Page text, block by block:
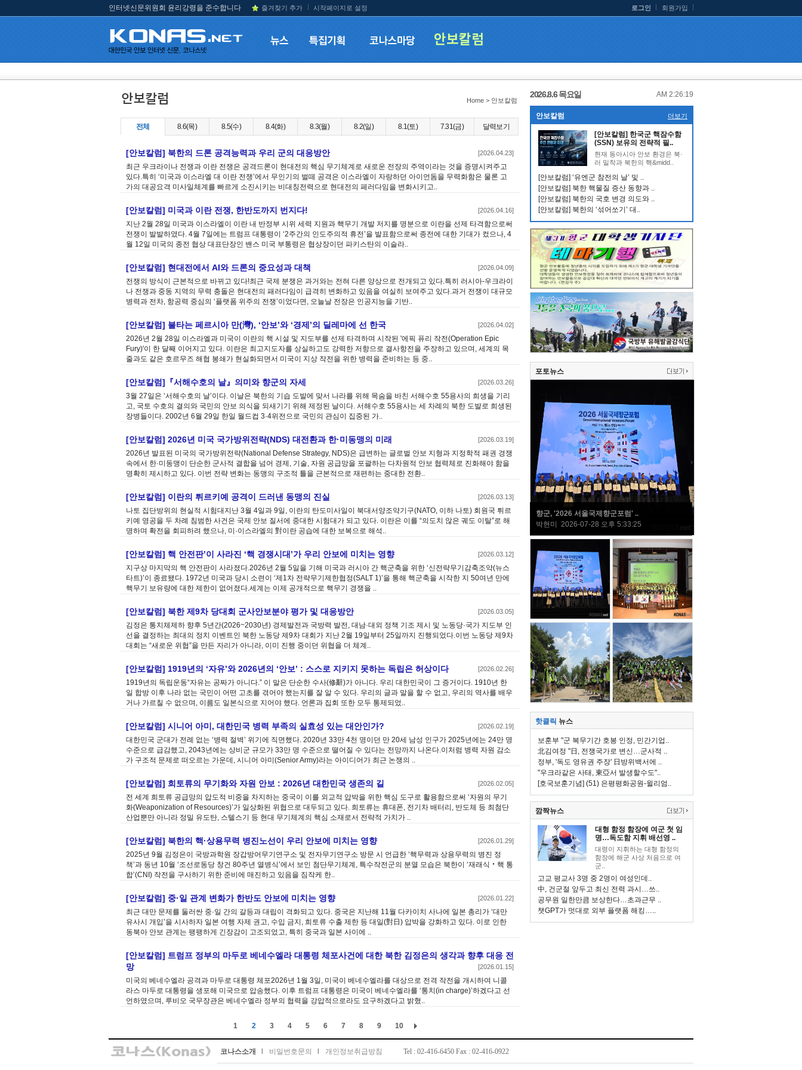
인터넷신문위원회 윤리강령을 준수합니다 즐겨찾기 추가 시작페이지로 설정 로그인 회원가입
Home > 안보칼럼
전체 8.6(목) 8.5(수) 8.4(화) 8.3(월) 8.2(일) 8.1(토) 7.31(금) 달력보기
[안보칼럼] 북한의 드론 공격능력과 우리 군의 대응방안 [2026.04.23]
최근 우크라이나 전쟁과 이란 전쟁은 공격드론이 현대전의 핵심 무기체계로 새로운 전장의 주역이라는 것을 증명시켜주고
있다.특히 ‘미국과 이스라엘 대 이란 전쟁’에서 무인기의 벌떼 공격은 이스라엘이 자랑하던 아이언돔을 무력화함은 물론 고
가의 대공요격 미사일체계를 빠르게 소진시키는 비대칭전력으로 현대전의 페러다임을 변화시키고..
[안보칼럼] 미국과 이란 전쟁, 한반도까지 번지다! [2026.04.16]
지난 2월 28일 미국과 이스라엘이 이란 내 반정부 시위 세력 지원과 핵무기 개발 저지를 명분으로 이란을 선제 타격함으로써
전쟁이 발발하였다. 4월 7일에는 트럼프 대통령이 ‘2주간의 인도주의적 휴전’을 발표함으로써 종전에 대한 기대가 컸으나, 4
월 12일 미국의 종전 협상 대표단장인 밴스 미국 부통령은 협상장이던 파키스탄의 이슬라..
[안보칼럼] 현대전에서 AI와 드론의 중요성과 대책 [2026.04.09]
전쟁의 방식이 근본적으로 바뀌고 있다!최근 국제 분쟁은 과거와는 전혀 다른 양상으로 전개되고 있다.특히 러시아-우크라이
나 전쟁과 중동 지역의 무력 충돌은 현대전의 패러다임이 급격히 변화하고 있음을 여실히 보여주고 있다.과거 전쟁이 대규모
병력과 전차, 항공력 중심의 ‘플랫폼 위주의 전쟁’이었다면, 오늘날 전장은 인공지능을 기반..
[안보칼럼] 불타는 페르시아 만(灣), ‘안보’와 ‘경제’의 딜레마에 선 한국 [2026.04.02]
2026년 2월 28일 이스라엘과 미국이 이란의 핵 시설 및 지도부를 선제 타격하며 시작된 '에픽 퓨리 작전(Operation Epic
Fury)'이 한 달째 이어지고 있다. 이란은 최고지도자를 상실하고도 강력한 저항으로 결사항전을 주장하고 있으며, 세계의 목
줄과도 같은 호르무즈 해협 봉쇄가 현실화되면서 미국이 지상 작전을 위한 병력을 준비하는 등 중..
[안보칼럼]『서해수호의 날』의미와 향군의 자세 [2026.03.26]
3월 27일은 ‘서해수호의 날’이다. 이날은 북한의 기습 도발에 맞서 나라를 위해 목숨을 바친 서해수호 55용사의 희생을 기리
고, 국토 수호의 결의와 국민의 안보 의식을 되새기기 위해 제정된 날이다. 서해수호 55용사는 세 차례의 북한 도발로 희생된
장병들이다. 2002년 6월 29일 한일 월드컵 3·4위전으로 국민의 관심이 집중된 가..
[안보칼럼] 2026년 미국 국가방위전략(NDS) 대전환과 한·미동맹의 미래 [2026.03.19]
2026년 발표된 미국의 국가방위전략(National Defense Strategy, NDS)은 급변하는 글로벌 안보 지형과 지정학적 패권 경쟁
속에서 한·미동맹이 단순한 군사적 결합을 넘어 경제, 기술, 자원 공급망을 포괄하는 다차원적 안보 협력체로 진화해야 함을
명확히 제시하고 있다. 이번 전략 변화는 동맹의 구조적 틀을 근본적으로 재편하는 중대한 전환..
[안보칼럼] 이란의 튀르키예 공격이 드러낸 동맹의 진실 [2026.03.13]
나토 집단방위의 현실적 시험대지난 3월 4일과 9일, 이란의 탄도미사일이 북대서양조약기구(NATO, 이하 나토) 회원국 튀르
키예 영공을 두 차례 침범한 사건은 국제 안보 질서에 중대한 시험대가 되고 있다. 이란은 이를 “의도치 않은 궤도 이탈”로 해
명하며 확전을 회피하려 했으나, 미·이스라엘의 對이란 공습에 대한 보복으로 해석..
[안보칼럼] 핵 안전판’이 사라진 ‘핵 경쟁시대’가 우리 안보에 미치는 영향 [2026.03.12]
지구상 마지막의 핵 안전판이 사라졌다.2026년 2월 5일을 기해 미국과 러시아 간 핵군축을 위한 ‘신전략무기감축조약(뉴스
타트)’이 종료됐다. 1972년 미국과 당시 소련이 ‘제1차 전략무기제한협정(SALT 1)’을 통해 핵군축을 시작한 지 50여년 만에
핵무기 보유량에 대한 제한이 없어졌다.세계는 이제 공개적으로 핵무기 경쟁을 ..
[안보칼럼] 북한 제9차 당대회 군사안보분야 평가 및 대응방안 [2026.03.05]
김정은 통치체제하 향후 5년간(2026~2030년) 경제발전과 국방력 발전, 대남·대외 정책 기조 제시 및 노동당·국가 지도부 인
선을 결정하는 최대의 정치 이벤트인 북한 노동당 제9차 대회가 지난 2월 19일부터 25일까지 진행되었다.이번 노동당 제9차
대회는 “새로운 위협”을 만든 자리가 아니라, 이미 진행 중이던 위협을 더 체계..
[안보칼럼] 1919년의 ‘자유’와 2026년의 ‘안보’ : 스스로 지키지 못하는 독립은 허상이다 [2026.02.26]
1919년의 독립운동“자유는 공짜가 아니다.” 이 말은 단순한 수사(修辭)가 아니다. 우리 대한민국이 그 증거이다. 1910년 한
일 합방 이후 나라 없는 국민이 어떤 고초를 겪어야 했는지를 잘 알 수 있다. 우리의 글과 말을 할 수 없고, 우리의 역사를 배우
거나 가르칠 수 없으며, 이름도 일본식으로 지어야 했다. 언론과 집회 또한 모두 통제되었..
[안보칼럼] 시니어 아미, 대한민국 병력 부족의 실효성 있는 대안인가? [2026.02.19]
대한민국 군대가 전례 없는 ‘병력 절벽’ 위기에 직면했다. 2020년 33만 4천 명이던 만 20세 남성 인구가 2025년에는 24만 명
수준으로 급감했고, 2043년에는 상비군 규모가 33만 명 수준으로 떨어질 수 있다는 전망까지 나온다.이처럼 병력 자원 감소
가 구조적 문제로 떠오르는 가운데, 시니어 아미(Senior Army)라는 아이디어가 최근 논쟁의 ..
[안보칼럼] 희토류의 무기화와 자원 안보 : 2026년 대한민국 생존의 길 [2026.02.05]
전 세계 희토류 공급망의 압도적 비중을 차지하는 중국이 이를 외교적 압박을 위한 핵심 도구로 활용함으로써 ‘자원의 무기
화(Weaponization of Resources)’가 일상화된 위협으로 대두되고 있다. 희토류는 휴대폰, 전기차 배터리, 반도체 등 최첨단
산업뿐만 아니라 정밀 유도탄, 스텔스기 등 현대 무기체계의 핵심 소재로서 전략적 가치가 ..
[안보칼럼] 북한의 핵·상용무력 병진노선이 우리 안보에 미치는 영향 [2026.01.29]
2025년 9월 김정은이 국방과학원 장갑방어무기연구소 및 전자무기연구소 방문 시 언급한 ‘핵무력과 상용무력의 병진 정
책’과 동년 10월 ‘조선로동당 창건 80주년 열병식’에서 보인 첨단무기체계, 특수작전군의 분열 모습은 북한이 ‘재래식‧핵 통
합’(CNI) 작전을 구사하기 위한 준비에 매진하고 있음을 짐작케 한..
[안보칼럼] 중·일 관계 변화가 한반도 안보에 미치는 영향 [2026.01.22]
최근 대만 문제를 둘러싼 중·일 간의 갈등과 대립이 격화되고 있다. 중국은 지난해 11월 다카이치 사나에 일본 총리가 ‘대만
유사시 개입’을 시사하자 일본 여행 자제 권고, 수입 금지, 희토류 수출 제한 등 대일(對日) 압박을 강화하고 있다. 이로 인한
동북아 안보 관계는 팽팽하게 긴장감이 고조되었고, 특히 중국과 일본 사이에 ..
[안보칼럼] 트럼프 정부의 마두로 베네수엘라 대통령 체포사건에 대한 북한 김정은의 생각과 향후 대응 전
망
[2026.01.15]
미국의 베네수엘라 공격과 마두로 대통령 체포2026년 1월 3일, 미국이 베네수엘라를 대상으로 전격 작전을 개시하여 니콜
라스 마두로 대통령을 생포해 미국으로 압송했다. 이후 트럼프 대통령은 미국이 베네수엘라를 ‘통치(in charge)’하겠다고 선
언하였으며, 루비오 국무장관은 베네수엘라 정부의 협력을 강압적으로라도 요구하겠다고 밝혔..
1 2 3 4 5 6 7 8 9 10
2026.8.6 목요일 AM 2:26:19
안보칼럼 더보기
[안보칼럼] 한국군 핵잠수함
(SSN) 보유의 전략적 필..
현재 동아시아 안보 환경은 북·
러 밀착과 북한의 핵&midd..
[안보칼럼] ‘유엔군 참전의 날’ 및 ..
[안보칼럼] 북한 핵물질 증산 동향과 ..
[안보칼럼] 북한의 국호 변경 의도와 ..
[안보칼럼] 북한의 ‘섞어쏘기’ 대..
포토뉴스
향군, '2026 서울국제향군포럼' ..
박현미 2026-07-28 오후 5:33:25
핫클릭 뉴스
보훈부 "군 복무기간 호봉 인정, 민간기업..
北김여정 "日, 전쟁국가로 변신…군사적 ..
정부, '독도 영유권 주장' 日방위백서에 ..
"우크라같은 사태, 東亞서 발생할수도"..
[호국보훈기념] (51) 은평평화공원-윌리엄..
깜짝뉴스
대형 함정 함장에 여군 첫 임
명…독도함 지휘 배선영 ..
대령이 지휘하는 대형 함정의
함장에 해군 사상 처음으로 여
군..
고교 평교사 3명 중 2명이 여성인데..
中, 건군절 앞두고 최신 전력 과시…쓰..
공무원 일한만큼 보상한다…초과근무 ..
챗GPT가 멋대로 외부 플랫폼 해킹…..
코나스소개 비밀번호문의 개인정보취급방침 Tel : 02-416-6450 Fax : 02-416-0922